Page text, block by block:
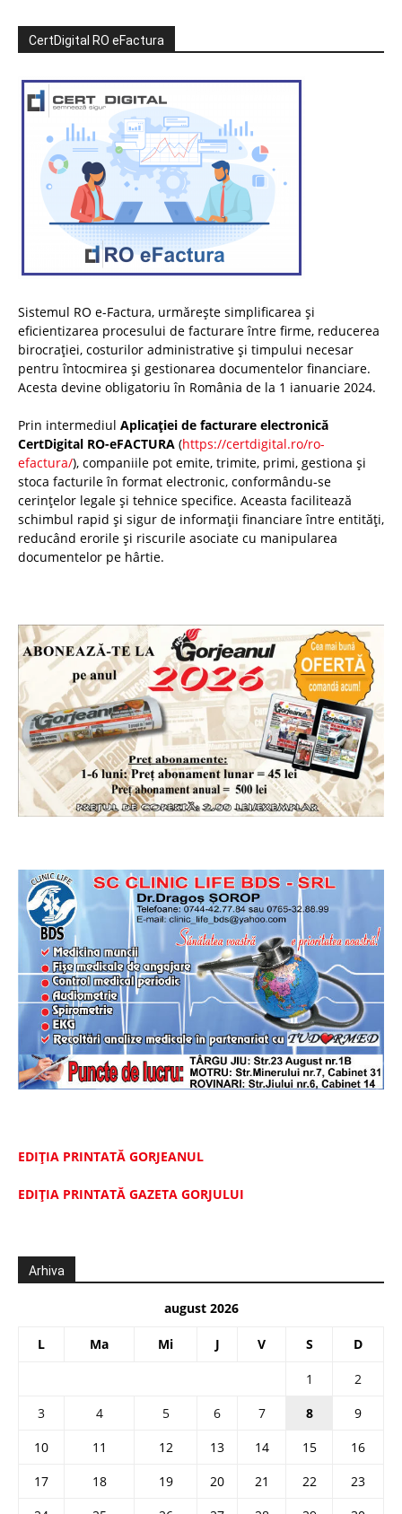
CertDigital RO eFactura
Sistemul RO e-Factura, urmărește simplificarea și
eficientizarea procesului de facturare între firme, reducerea
birocrației, costurilor administrative și timpului necesar
pentru întocmirea și gestionarea documentelor financiare.
Acesta devine obligatoriu în România de la 1 ianuarie 2024.
Prin intermediul Aplicației de facturare electronică
CertDigital RO-eFACTURA (https://certdigital.ro/ro-
efactura/), companiile pot emite, trimite, primi, gestiona și
stoca facturile în format electronic, conformându-se
cerințelor legale și tehnice specifice. Aceasta facilitează
schimbul rapid și sigur de informații financiare între entități,
reducând erorile și riscurile asociate cu manipularea
documentelor pe hârtie.
EDIȚIA PRINTATĂ GORJEANUL
EDIŢIA PRINTATĂ GAZETA GORJULUI
Arhiva
august 2026
L Ma Mi J V S D
1
2
3
4 5 6 7 8
9
10
11 12 13 14 15
16
17
18 19 20 21 22
23